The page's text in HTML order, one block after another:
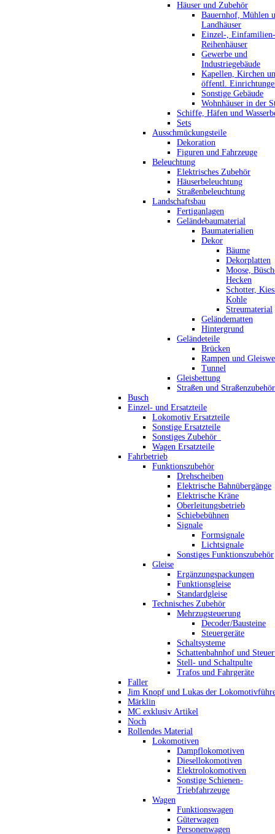
Häuser und Zubehör
Bauernhof, Mühlen
Landhäuser
Einzel-,
Reihenhäuser
Gewerbe und
Industriegebäude
Kapellen, Kirchen
öffentl.
Sonstige Gebäude
Wohnhäuser in der
Schiffe, Häfen und
Sets
Ausschmückungsteile
Dekoration
Figuren und Fahrzeuge
Beleuchtung
Elektrisches Zubehör
Häuserbeleuchtung
Straßenbeleuchtung
Landschaftsbau
Fertiganlagen
Geländebaumaterial
Baumaterialien
Dekor
Bäume
Dekorplatten
Moose,
Hecken
Schotter,
Kohle
Streumaterial
Geländematten
Hintergrund
Geländeteile
Brücken
Rampen und
Tunnel
Gleisbettung
Straßen und Straßenzubehör
Busch
Einzel- und Ersatzteile
Lokomotiv Ersatzteile
Sonstige Ersatzteile
Sonstiges Zubehör_
Wagen Ersatzteile
Fahrbetrieb
Funktionszubehör
Drehscheiben
Elektrische Bahnübergänge
Elektrische Kräne
Oberleitungsbetrieb
Schiebebühnen
Signale
Formsignale
Lichtsignale
Sonstiges Funktionszubehör
Gleise
Ergänzungspackungen
Funktionsgleise
Standardgleise
Technisches Zubehör
Mehrzugsteuerung
Decoder/Bausteine
Steuergeräte
Schaltsysteme
Schattenbahnhof und
Stell- und Schaltpulte
Trafos und Fahrgeräte
Faller
Jim Knopf und Lukas der
Märklin
MC exklusiv Artikel
Noch
Rollendes Material
Lokomotiven
Dampflokomotiven
Diesellokomotiven
Elektrolokomotiven
Sonstige Schienen-
Triebfahrzeuge
Wagen
Funktionswagen
Güterwagen
Personenwagen